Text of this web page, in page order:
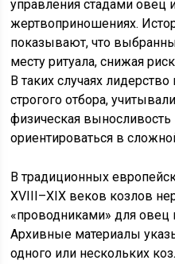
управления стадами овец
жертвоприношениях.
показывают, что
месту ритуала, снижая
В таких случаях
строгого отбора,
физическая выносливость
ориентироваться в
В традиционных
XVIII–XIX веков козлов
«проводниками» для овец
Архивные материалы
одного или нескольких